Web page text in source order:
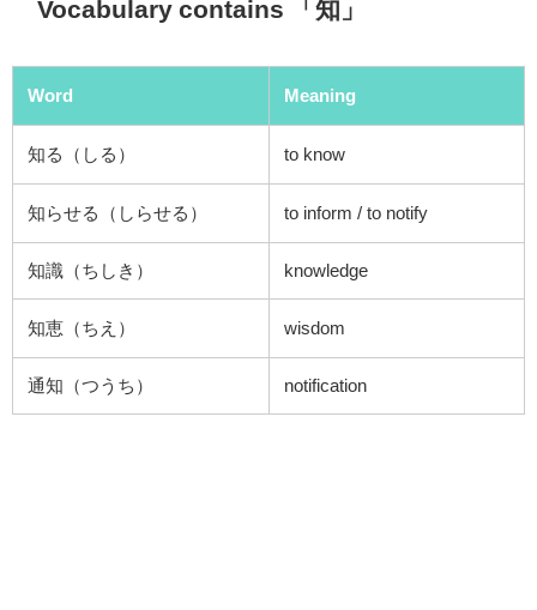
Vocabulary contains 「知」
Word Meaning
知る（しる） to know
知らせる（しらせる） to inform / to notify
知識（ちしき） knowledge
知恵（ちえ） wisdom
通知（つうち） notification